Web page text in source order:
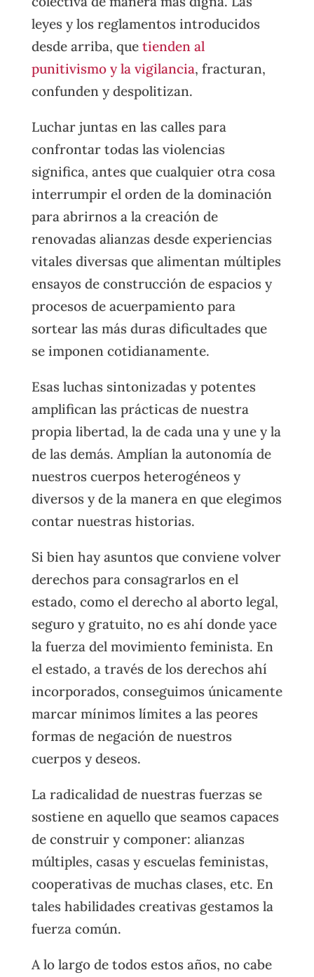
leyes y los reglamentos introducidos
desde arriba, que tienden al
punitivismo y la vigilancia, fracturan,
confunden y despolitizan.
Luchar juntas en las calles para
confrontar todas las violencias
significa, antes que cualquier otra cosa
interrumpir el orden de la dominación
para abrirnos a la creación de
renovadas alianzas desde experiencias
vitales diversas que alimentan múltiples
ensayos de construcción de espacios y
procesos de acuerpamiento para
sortear las más duras dificultades que
se imponen cotidianamente.
Esas luchas sintonizadas y potentes
amplifican las prácticas de nuestra
propia libertad, la de cada una y une y la
de las demás. Amplían la autonomía de
nuestros cuerpos heterogéneos y
diversos y de la manera en que elegimos
contar nuestras historias.
Si bien hay asuntos que conviene volver
derechos para consagrarlos en el
estado, como el derecho al aborto legal,
seguro y gratuito, no es ahí donde yace
la fuerza del movimiento feminista. En
el estado, a través de los derechos ahí
incorporados, conseguimos únicamente
marcar mínimos límites a las peores
formas de negación de nuestros
cuerpos y deseos.
La radicalidad de nuestras fuerzas se
sostiene en aquello que seamos capaces
de construir y componer: alianzas
múltiples, casas y escuelas feministas,
cooperativas de muchas clases, etc. En
tales habilidades creativas gestamos la
fuerza común.
A lo largo de todos estos años, no cabe